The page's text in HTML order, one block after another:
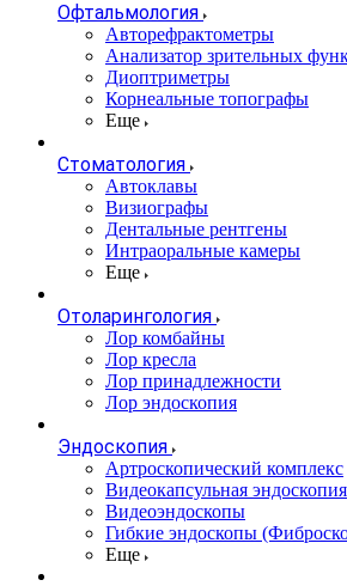
Офтальмология
Авторефрактометры
Анализатор зрительных
Диоптриметры
Корнеальные топографы
Еще
Стоматология
Автоклавы
Визиографы
Дентальные рентгены
Интраоральные камеры
Еще
Отоларингология
Лор комбайны
Лор кресла
Лор принадлежности
Лор эндоскопия
Эндоскопия
Артроскопический комплекс
Видеокапсульная эндоскопия
Видеоэндоскопы
Гибкие эндоскопы
Еще